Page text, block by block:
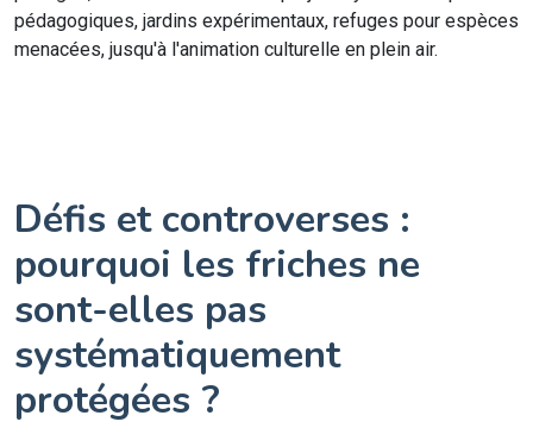
pédagogiques, jardins expérimentaux, refuges pour espèces
menacées, jusqu'à l'animation culturelle en plein air.
Défis et controverses :
pourquoi les friches ne
sont-elles pas
systématiquement
protégées ?